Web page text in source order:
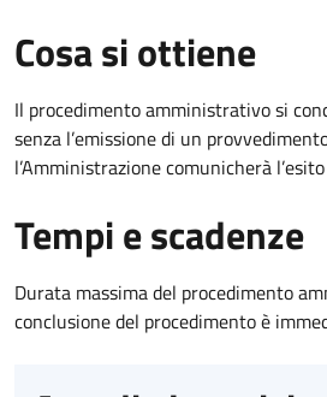
Cosa si ottiene
Il procedimento amministrativo si
senza l’emissione di un
l’Amministrazione comunicherà
Tempi e scadenze
Durata massima del procedimento
conclusione del procedimento è